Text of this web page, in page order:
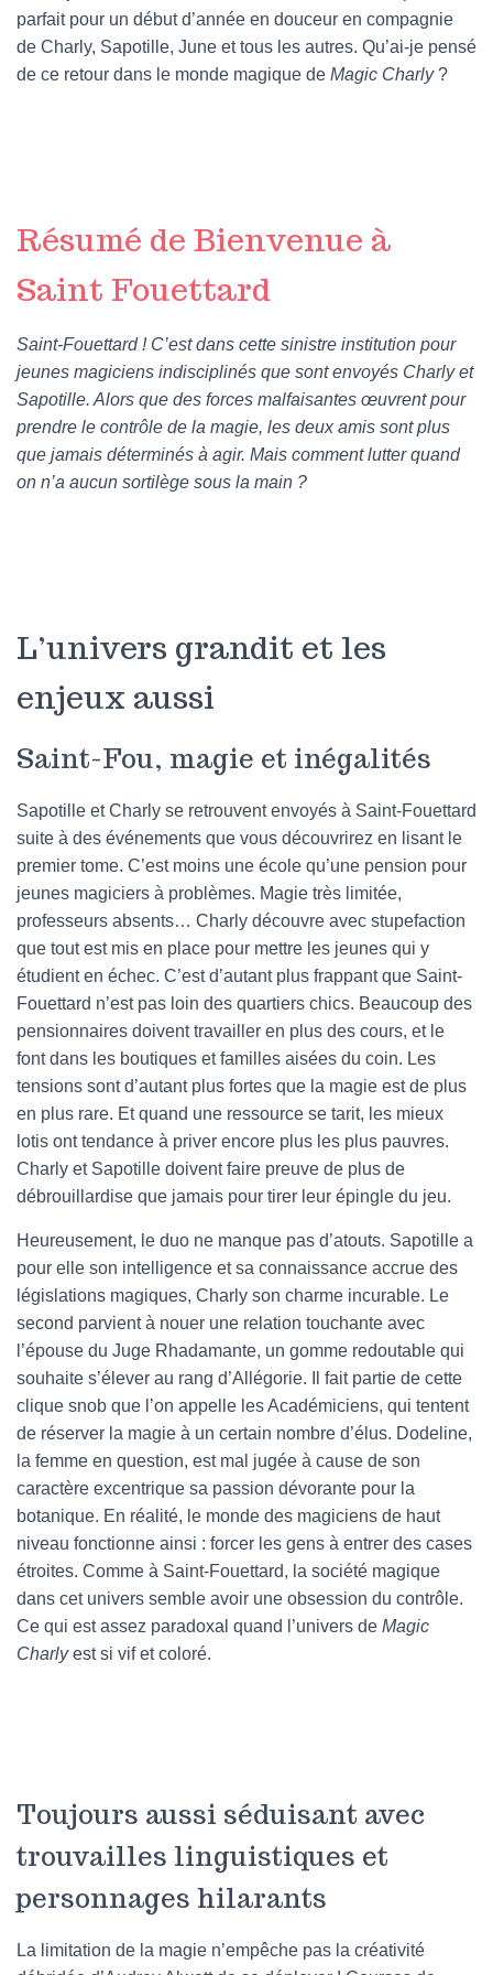
parfait pour un début d’année en douceur en compagnie
de Charly, Sapotille, June et tous les autres. Qu’ai-je pensé
de ce retour dans le monde magique de Magic Charly?
Résumé de Bienvenue à
Saint Fouettard
Saint-Fouettard ! C’est dans cette sinistre institution pour
jeunes magiciens indisciplinés que sont envoyés Charly et
Sapotille. Alors que des forces malfaisantes œuvrent pour
prendre le contrôle de la magie, les deux amis sont plus
que jamais déterminés à agir. Mais comment lutter quand
on n’a aucun sortilège sous la main ?
L’univers grandit et les
enjeux aussi
Saint-Fou, magie et inégalités
Sapotille et Charly se retrouvent envoyés à Saint-Fouettard
suite à des événements que vous découvrirez en lisant le
premier tome. C’est moins une école qu’une pension pour
jeunes magiciers à problèmes. Magie très limitée,
professeurs absents… Charly découvre avec stupefaction
que tout est mis en place pour mettre les jeunes qui y
étudient en échec. C’est d’autant plus frappant que Saint-
Fouettard n’est pas loin des quartiers chics. Beaucoup des
pensionnaires doivent travailler en plus des cours, et le
font dans les boutiques et familles aisées du coin. Les
tensions sont d’autant plus fortes que la magie est de plus
en plus rare. Et quand une ressource se tarit, les mieux
lotis ont tendance à priver encore plus les plus pauvres.
Charly et Sapotille doivent faire preuve de plus de
débrouillardise que jamais pour tirer leur épingle du jeu.
Heureusement, le duo ne manque pas d’atouts. Sapotille a
pour elle son intelligence et sa connaissance accrue des
législations magiques, Charly son charme incurable. Le
second parvient à nouer une relation touchante avec
l’épouse du Juge Rhadamante, un gomme redoutable qui
souhaite s’élever au rang d’Allégorie. Il fait partie de cette
clique snob que l’on appelle les Académiciens, qui tentent
de réserver la magie à un certain nombre d’élus. Dodeline,
la femme en question, est mal jugée à cause de son
caractère excentrique sa passion dévorante pour la
botanique. En réalité, le monde des magiciens de haut
niveau fonctionne ainsi : forcer les gens à entrer des cases
étroites. Comme à Saint-Fouettard, la société magique
dans cet univers semble avoir une obsession du contrôle.
Ce qui est assez paradoxal quand l’univers de Magic
Charlyest si vif et coloré.
Toujours aussi séduisant avec
trouvailles linguistiques et
personnages hilarants
La limitation de la magie n’empêche pas la créativité